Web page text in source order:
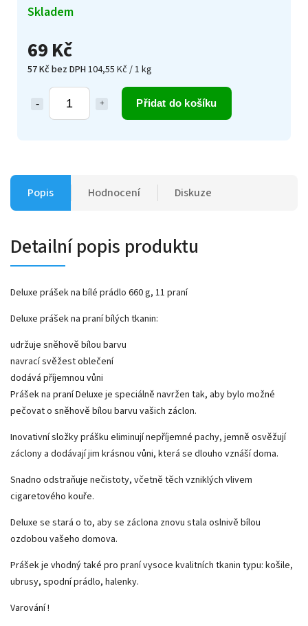
69 Kč
57 Kč bez DPH104,55 Kč / 1 kg
Přidat do košíku
Skladem
Popis Hodnocení Diskuze
Detailní popis produktu
Deluxe prášek na bílé prádlo 660 g, 11 praní
Deluxe prášek na praní bílých tkanin:
udržuje sněhově bílou barvu
navrací svěžest oblečení
dodává příjemnou vůni
Prášek na praní Deluxe je speciálně navržen tak, aby bylo možné
pečovat o sněhově bílou barvu vašich záclon.
Inovativní složky prášku eliminují nepříjemné pachy, jemně osvěžují
záclony a dodávají jim krásnou vůni, která se dlouho vznáší doma.
Snadno odstraňuje nečistoty, včetně těch vzniklých vlivem
cigaretového kouře.
Deluxe se stará o to, aby se záclona znovu stala oslnivě bílou
ozdobou vašeho domova.
Prášek je vhodný také pro praní vysoce kvalitních tkanin typu: košile,
ubrusy, spodní prádlo, halenky.
Varování !